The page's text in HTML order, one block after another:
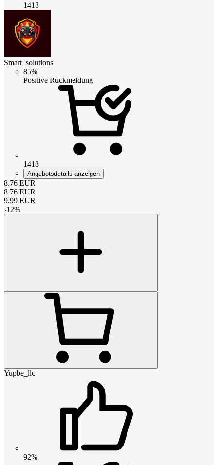
1418
Smart_solutions
85%
Positive Rückmeldung
1418
Angebotsdetails anzeigen
8.76 EUR
8.76 EUR
9.99 EUR
-12%
Yupbe_llc
92%